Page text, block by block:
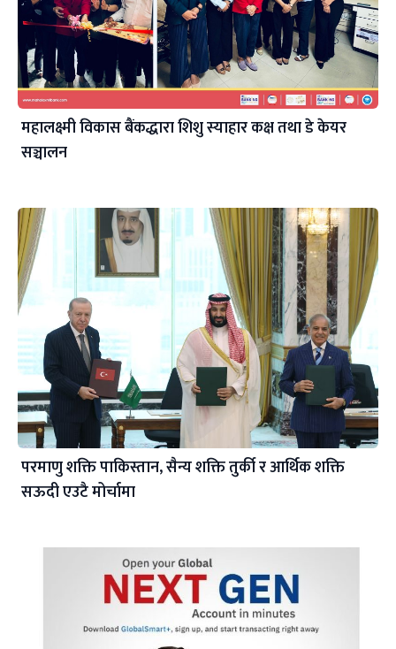
महालक्ष्मी विकास बैंकद्धारा शिशु स्याहार कक्ष तथा डे केयर
सञ्चालन
परमाणु शक्ति पाकिस्तान, सैन्य शक्ति तुर्की र आर्थिक शक्ति
सऊदी एउटै मोर्चामा